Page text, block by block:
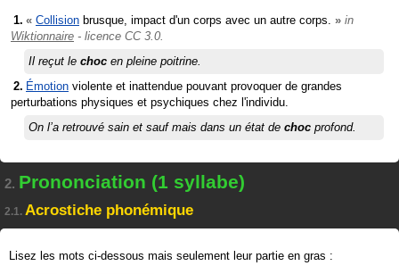
« Collision brusque, impact d'un corps avec un autre corps. » in
Wiktionnaire - licence CC 3.0.
Il reçut le choc en pleine poitrine.
Émotion violente et inattendue pouvant provoquer de grandes
perturbations physiques et psychiques chez l'individu.
On l’a retrouvé sain et sauf mais dans un état de choc profond.
2. Prononciation (1 syllabe)
2.1. Acrostiche phonémique
Lisez les mots ci-dessous mais seulement leur partie en gras :